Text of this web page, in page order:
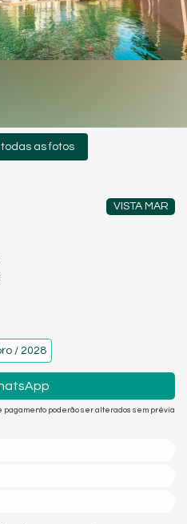
as fotos
VISTA MAR
/ 2028
poderão ser alterados sem prévia